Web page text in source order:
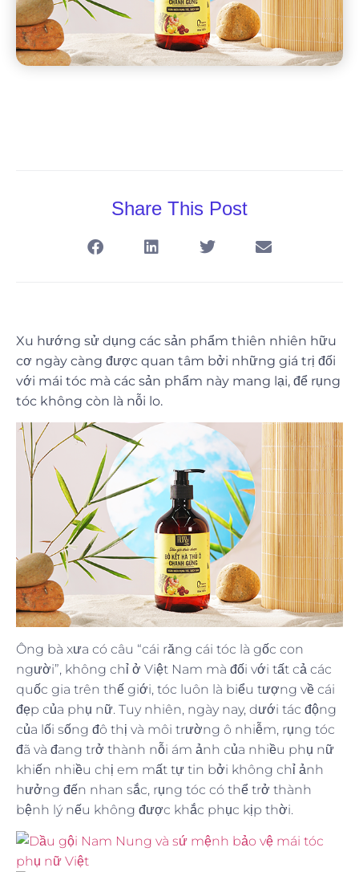
Share This Post
Xu hướng sử dụng các sản phẩm thiên nhiên hữu
cơ ngày càng được quan tâm bởi những giá trị đối
với mái tóc mà các sản phẩm này mang lại, để rụng
tóc không còn là nỗi lo.
Ông bà xưa có câu “cái răng cái tóc là gốc con
người”, không chỉ ở Việt Nam mà đối với tất cả các
quốc gia trên thế giới, tóc luôn là biểu tượng về cái
đẹp của phụ nữ. Tuy nhiên, ngày nay, dưới tác động
của lối sống đô thị và môi trường ô nhiễm, rụng tóc
đã và đang trở thành nỗi ám ảnh của nhiều phụ nữ
khiến nhiều chị em mất tự tin bởi không chỉ ảnh
hưởng đến nhan sắc, rụng tóc có thể trở thành
bệnh lý nếu không được khắc phục kịp thời.